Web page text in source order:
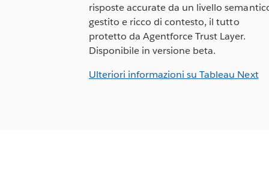
risposte accurate da un livello
gestito e ricco di contesto, il tutto
protetto da Agentforce Trust Layer.
Disponibile in versione beta.
Ulteriori informazioni su Tableau Next